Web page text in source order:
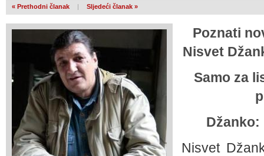
« Prethodni članak | Sljedeći članak »
Poznati
Nisvet
Samo za
Džanko:
Nisvet